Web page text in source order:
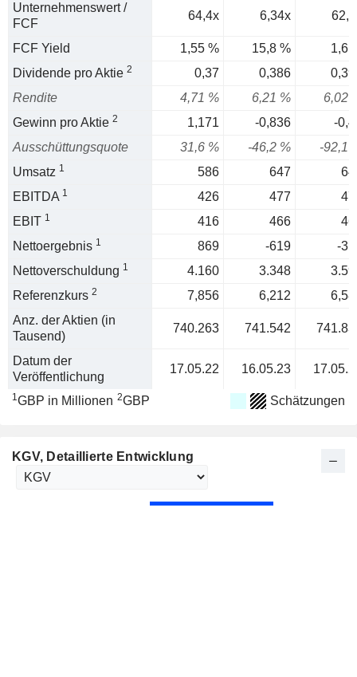
Unternehmenswert /
FCF
64,4x 6,34x
FCF Yield 1,55 % 15,8 %
1,6
Dividende pro Aktie 2 0,37 0,386
Rendite
4,71 % 6,21 %
6,02
Gewinn pro Aktie 2 1,171 -0,836
-
Ausschüttungsquote
31,6 % -46,2 %
-92,1
Umsatz 1 586 647
EBITDA 1 426 477
EBIT 1 416 466
Nettoergebnis 1 869 -619
-
Nettoverschuldung 1 4.160 3.348
Referenzkurs 2 7,856 6,212
Anz. der Aktien (in
Tausend)
740.263 741.542
Datum der
Veröffentlichung
17.05.22 16.05.23
1GBP in Millionen 2GBP Schätzungen
KGV, Detaillierte Entwicklung